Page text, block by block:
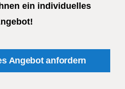
ein individuelles
Angebot anfordern